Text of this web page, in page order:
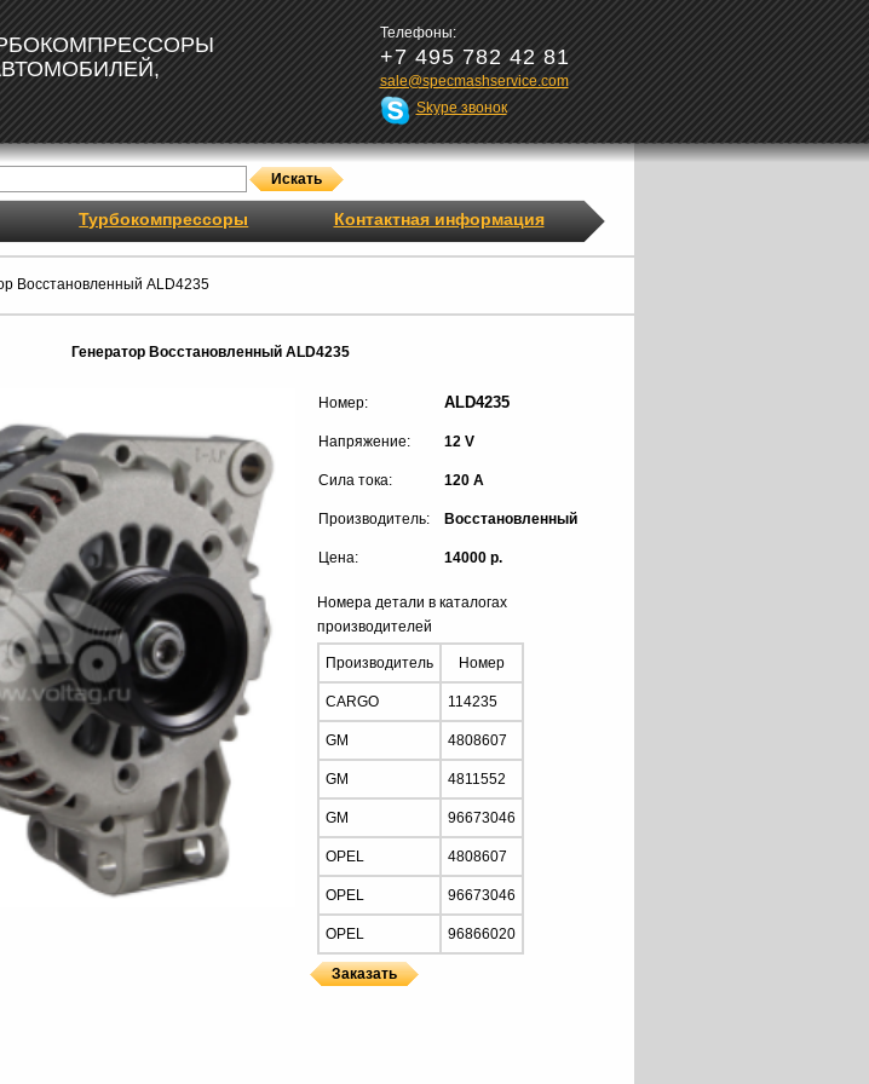
Телефоны:
+7 495 782 42 81
sale@specmashservice.com
Skype звонок
Турбокомпрессоры Контактная информация
Восстановленный ALD4235
Генератор Восстановленный ALD4235
Номер: ALD4235
Напряжение: 12 V
Сила тока: 120 A
Производитель: Восстановленный
Цена: 14000 р.
Номера детали в каталогах
производителей
Производитель Номер
CARGO 114235
GM 4808607
GM 4811552
GM 96673046
OPEL 4808607
OPEL 96673046
OPEL 96866020